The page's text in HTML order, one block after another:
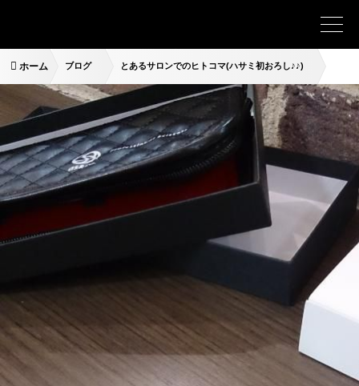
ホーム ブログ とあるサロンでのヒトコマ(ハサミ初おろし♪♪)